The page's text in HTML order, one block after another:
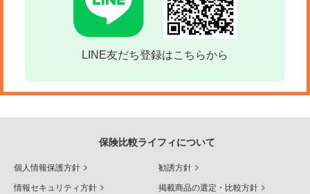
LINE友だち登録はこちらから
保険比較ライフィについて
個人情報保護方針 勧誘方針
情報セキュリティ方針 掲載商品の選定・比較方針